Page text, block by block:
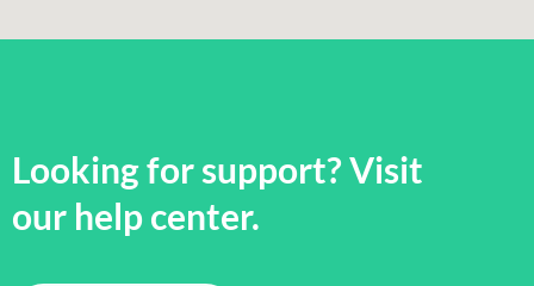
Looking for support? Visit
our help center.